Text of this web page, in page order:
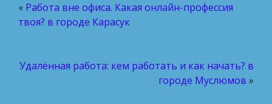
« Работа вне офиса. Какая онлайн-профессия
твоя? в городе Карасук
Удалённая работа: кем работать и как начать? в
городе Муслюмов »